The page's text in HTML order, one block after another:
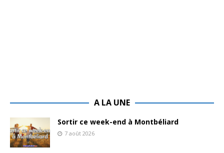
A LA UNE
Sortir ce week-end à Montbéliard
7 août 2026